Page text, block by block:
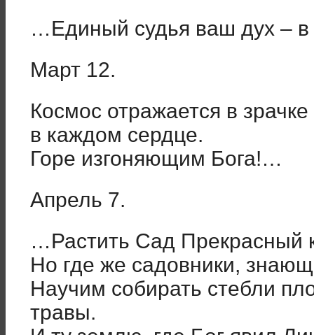
…Единый судья ваш дух – в
Март 12.
Космос отражается в
в каждом сердце.
Горе изгоняющим Бога!…
Апрель 7.
…Растить Сад Прекрасный
Но где же садовники,
Научим собирать стебли
травы.